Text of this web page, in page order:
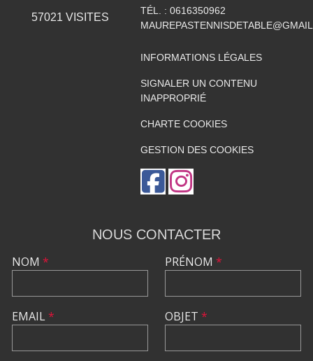
57021 VISITES
TÉL. : 0616350962
INFORMATIONS LÉGALES
SIGNALER UN CONTENU
INAPPROPRIÉ
CHARTE COOKIES
GESTION DES COOKIES
NOUS CONTACTER
NOM *
EMAIL*
PRÉNOM *
OBJET *